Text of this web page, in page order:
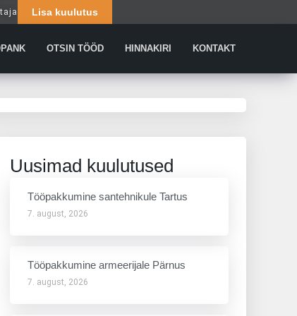
Lisa kuulutus
OTSIN TÖÖD HINNAKIRI KONTAKT
Uusimad kuulutused
Tööpakkumine santehnikule Tartus
7. august, 2026
Tööpakkumine armeerijale Pärnus
7. august, 2026